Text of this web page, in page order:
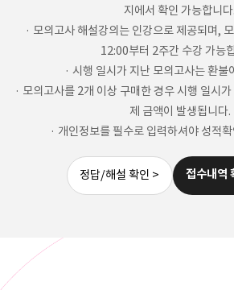
지에서 확인 가능합니다.
· 모의고사 해설강의는 인강으로 제공되며,
12:00부터 2주간 수강 가능
· 시행 일시가 지난 모의고사는 환불
· 모의고사를 2개 이상 구매한 경우 시행 일시
제 금액이 발생됩니다.
· 개인정보를 필수로 입력하셔야 성적
정답/해설 확인 > 접수내역